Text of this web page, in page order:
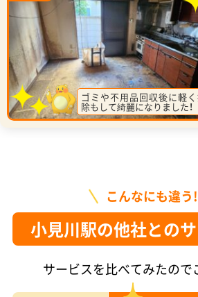
ゴミや不用品回収後に軽
除もして綺麗になりました！
こんなにも違う
小見川駅の他社との
サービスを比べてみたので